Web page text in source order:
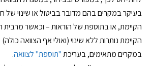
בעיקר במקרים בהם מדובר בביטול או שינוי של
הקיימת, או בתוספת של הוראות – וכאשר מרבית
הקיימת נותרות ללא שינוי (ואולי אף הצוואה
במקרים מתאימים, בעריכת"תוספת" לצוואה.